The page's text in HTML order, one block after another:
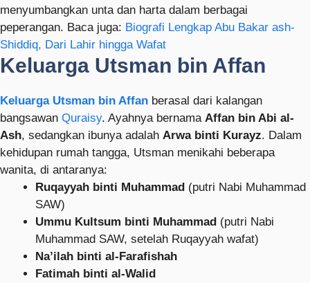
menyumbangkan unta dan harta dalam berbagai
peperangan. Baca juga: Biografi Lengkap Abu Bakar ash-
Shiddiq, Dari Lahir hingga Wafat
Keluarga Utsman bin Affan
Keluarga Utsman bin Affan berasal dari kalangan
bangsawan Quraisy. Ayahnya bernama Affan bin Abi al-
Ash, sedangkan ibunya adalah Arwa binti Kurayz. Dalam
kehidupan rumah tangga, Utsman menikahi beberapa
wanita, di antaranya:
Ruqayyah binti Muhammad (putri Nabi Muhammad
SAW)
Ummu Kultsum binti Muhammad (putri Nabi
Muhammad SAW, setelah Ruqayyah wafat)
Na’ilah binti al-Farafishah
Fatimah binti al-Walid